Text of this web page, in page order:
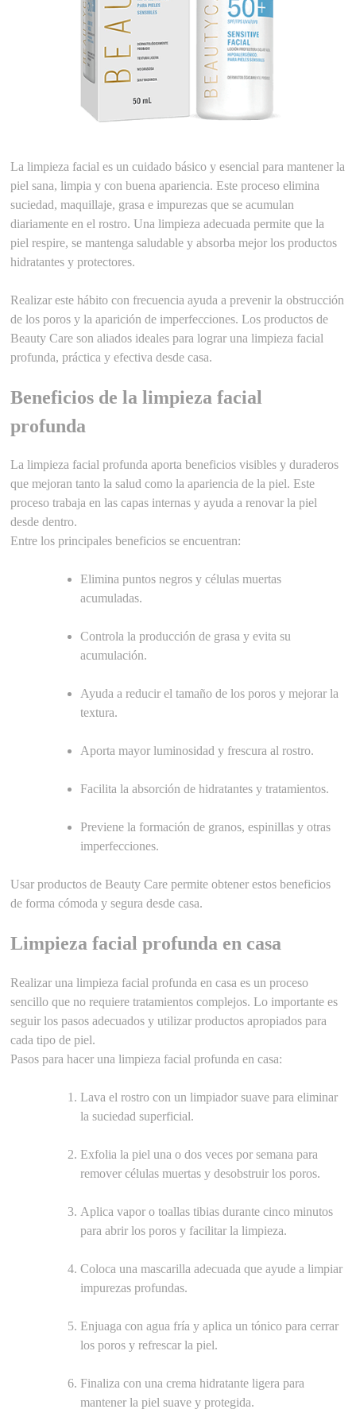
La limpieza facial es un cuidado básico y esencial para mantener la
piel sana, limpia y con buena apariencia. Este proceso elimina
suciedad, maquillaje, grasa e impurezas que se acumulan
diariamente en el rostro. Una limpieza adecuada permite que la
piel respire, se mantenga saludable y absorba mejor los productos
hidratantes y protectores.
Realizar este hábito con frecuencia ayuda a prevenir la obstrucción
de los poros y la aparición de imperfecciones. Los productos de
Beauty Care son aliados ideales para lograr una limpieza facial
profunda, práctica y efectiva desde casa.
Beneficios de la limpieza facial
profunda
La limpieza facial profunda aporta beneficios visibles y duraderos
que mejoran tanto la salud como la apariencia de la piel. Este
proceso trabaja en las capas internas y ayuda a renovar la piel
desde dentro.
Entre los principales beneficios se encuentran:
Elimina puntos negros y células muertas
acumuladas.
Controla la producción de grasa y evita su
acumulación.
Ayuda a reducir el tamaño de los poros y mejorar la
textura.
Aporta mayor luminosidad y frescura al rostro.
Facilita la absorción de hidratantes y tratamientos.
Previene la formación de granos, espinillas y otras
imperfecciones.
Usar productos de Beauty Care permite obtener estos beneficios
de forma cómoda y segura desde casa.
Limpieza facial profunda en casa
Realizar una limpieza facial profunda en casa es un proceso
sencillo que no requiere tratamientos complejos. Lo importante es
seguir los pasos adecuados y utilizar productos apropiados para
cada tipo de piel.
Pasos para hacer una limpieza facial profunda en casa:
Lava el rostro con un limpiador suave para eliminar
la suciedad superficial.
Exfolia la piel una o dos veces por semana para
remover células muertas y desobstruir los poros.
Aplica vapor o toallas tibias durante cinco minutos
para abrir los poros y facilitar la limpieza.
Coloca una mascarilla adecuada que ayude a limpiar
impurezas profundas.
Enjuaga con agua fría y aplica un tónico para cerrar
los poros y refrescar la piel.
Finaliza con una crema hidratante ligera para
mantener la piel suave y protegida.